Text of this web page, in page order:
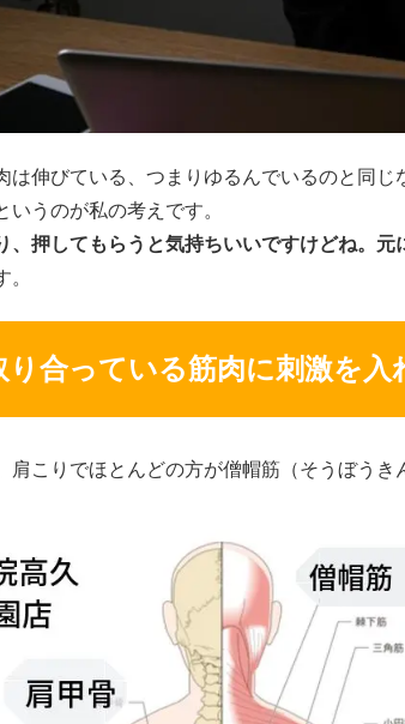
は伸びている、つまりゆるんでいるのと同
うのが私の考えです。
、押してもらうと気持ちいいですけどね。元
合っている筋肉に刺激を入
肩こりでほとんどの方が僧帽筋（そうぼうき